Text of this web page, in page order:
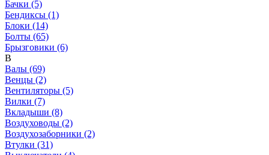
Бачки (5)
Бендиксы (1)
Блоки (14)
Болты (65)
Брызговики (6)
В
Валы (69)
Венцы (2)
Вентиляторы (5)
Вилки (7)
Вкладыши (8)
Воздуховоды (2)
Воздухозаборники (2)
Втулки (31)